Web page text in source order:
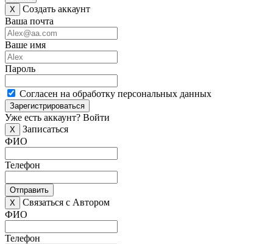
X
Создать аккаунт
Ваша почта
Ваше имя
Пароль
Согласен на обработку персональных данных
Зарегистрироваться
Уже есть аккаунт? Войти
X
Записаться
ФИО
Телефон
Отправить
X
Связаться с Автором
ФИО
Телефон